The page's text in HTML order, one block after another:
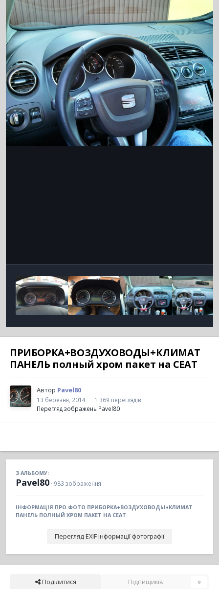
ПРИБОРКА+ВОЗДУХОВОДЫ+КЛИМАТ
ПАНЕЛЬ полный хром пакет на СЕАТ
Автор Pavel80
13 березня, 2014
1 369 переглядів
Перегляд зображень Pavel80
З АЛЬБОМУ:
Pavel80 · 983 зображення
ІНФОРМАЦІЯ ПРО ФОТО ПРИБОРКА+ВОЗДУХОВОДЫ+КЛИМАТ
ПАНЕЛЬ ПОЛНЫЙ ХРОМ ПАКЕТ НА СЕАТ
Перегляд EXIF інформації фотографії
Поділитися Підпищиків 0